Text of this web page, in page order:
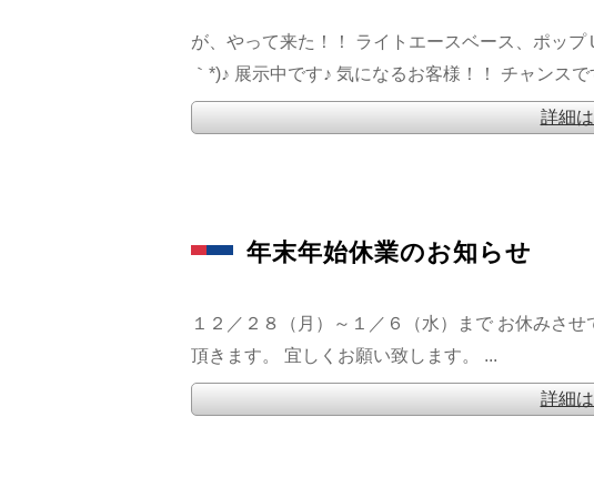
が、やって来た！！ ライトエースベース、ポッ
｀*)♪ 展示中です♪ 気になるお客様！！ チャンス
詳細
年末年始休業のお知らせ
１２／２８（月）～１／６（水）まで お休みさ
頂きます。 宜しくお願い致します。 ...
詳細